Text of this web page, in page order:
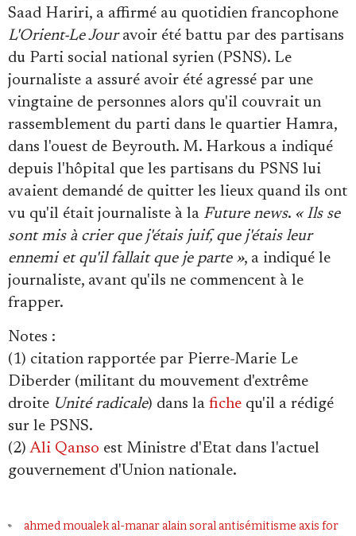
Saad Hariri, a affirmé au quotidien francophone
L'Orient-Le Jouravoir été battu par des partisans
du Parti social national syrien (PSNS). Le
journaliste a assuré avoir été agressé par une
vingtaine de personnes alors qu'il couvrait un
rassemblement du parti dans le quartier Hamra,
dans l'ouest de Beyrouth. M. Harkous a indiqué
depuis l'hôpital que les partisans du PSNS lui
avaient demandé de quitter les lieux quand ils ont
vu qu'il était journaliste à la Future news. « Ils se
sont mis à crier que j'étais juif, que j'étais leur
ennemi et qu'il fallait que je parte », a indiqué le
journaliste, avant qu'ils ne commencent à le
frapper.
Notes :
(1) citation rapportée par Pierre-Marie Le
Diberder (militant du mouvement d'extrême
droite Unité radicale) dans la fiche qu'il a rédigé
sur le PSNS.
(2) Ali Qanso est Ministre d'Etat dans l'actuel
gouvernement d'Union nationale.
ahmed moualek al-manar alain soral antisémitisme axis for